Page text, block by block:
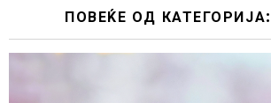
ПОВЕЌЕ ОД КАТЕГОРИЈА: